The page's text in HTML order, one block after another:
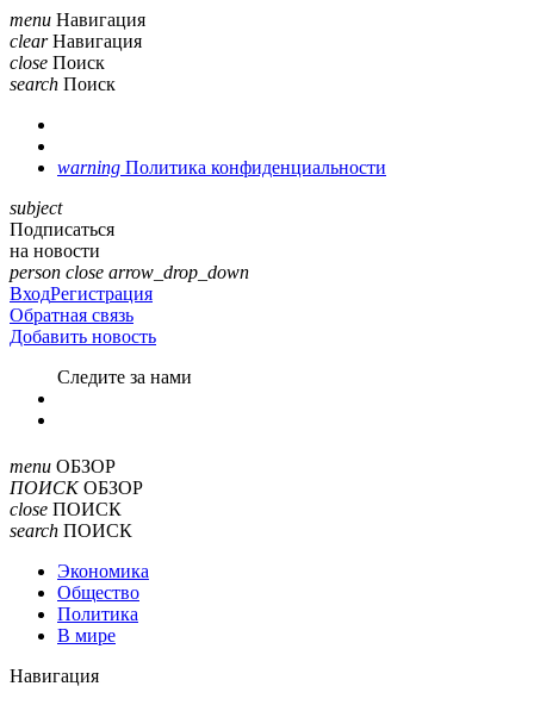
menu Навигация
clear Навигация
close Поиск
search Поиск
warning Политика конфиденциальности
subject
Подписаться
на новости
person close arrow_drop_down
ВходРегистрация
Обратная связь
Добавить новость
Cледите за нами
menu ОБЗОР
ПОИСК ОБЗОР
close ПОИСК
search ПОИСК
Экономика
Общество
Политика
В мире
Навигация